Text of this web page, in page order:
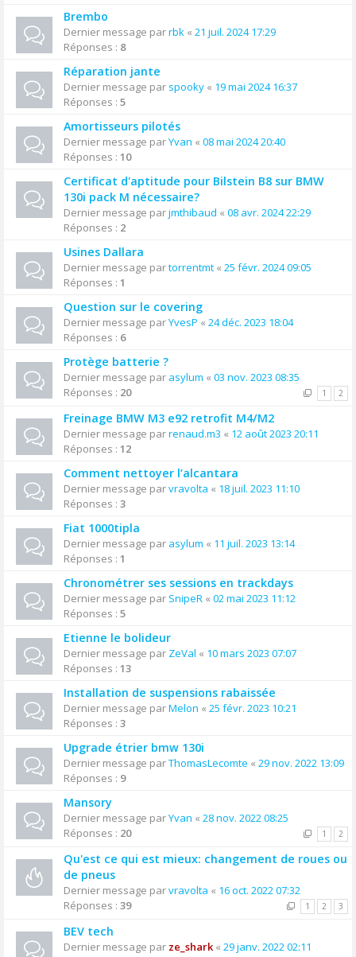
Brembo
Dernier message parrbk « 21 juil. 2024 17:29
Réponses : 8
Réparation jante
Dernier message par spooky « 19 mai 2024 16:37
Réponses : 5
Amortisseurs pilotés
Dernier message parYvan « 08 mai 2024 20:40
Réponses : 10
Certificat d'aptitude pour Bilstein B8 sur BMW
130i pack M nécessaire?
Dernier message parjmthibaud « 08 avr. 2024 22:29
Réponses : 2
Usines Dallara
Dernier message partorrentmt « 25 févr. 2024 09:05
Réponses : 1
Question sur le covering
Dernier message parYvesP « 24 déc. 2023 18:04
Réponses : 6
Protège batterie ?
Dernier message par asylum « 03 nov. 2023 08:35
Réponses : 20 1 2
Freinage BMW M3 e92 retrofit M4/M2
Dernier message parrenaud.m3 « 12 août 2023 20:11
Réponses : 12
Comment nettoyer l’alcantara
Dernier message parvravolta « 18 juil. 2023 11:10
Réponses : 3
Fiat 1000tipla
Dernier message par asylum « 11 juil. 2023 13:14
Réponses : 1
Chronométrer ses sessions en trackdays
Dernier message par SnipeR « 02 mai 2023 11:12
Réponses : 5
Etienne le bolideur
Dernier message par ZeVal « 10 mars 2023 07:07
Réponses : 13
Installation de suspensions rabaissée
Dernier message parMelon « 25 févr. 2023 10:21
Réponses : 3
Upgrade étrier bmw 130i
Dernier message parThomasLecomte « 29 nov. 2022 13:09
Réponses : 9
Mansory
Dernier message parYvan « 28 nov. 2022 08:25
Réponses : 20 1 2
Qu'est ce qui est mieux: changement de roues ou
de pneus
Dernier message parvravolta « 16 oct. 2022 07:32
Réponses : 39 1 2 3
BEV tech
Dernier message par ze_shark« 29 janv. 2022 02:11